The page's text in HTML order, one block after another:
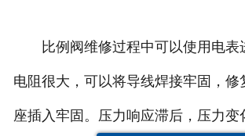
比例阀维修过程中可以使用电表
电阻很大，可以将导线焊接牢固，修
座插入牢固。压力响应滞后，压力变